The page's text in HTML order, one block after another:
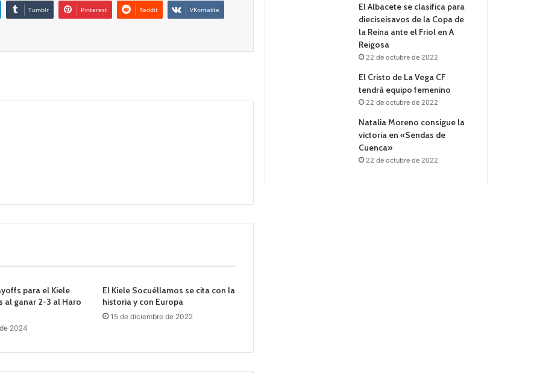
Tumblr Pinterest Reddit VKontakte
para el Kiele
al ganar 2-3 al Haro
2024
El Kiele Socuéllamos se cita con la
historia y con Europa
15 de diciembre de 2022
El Albacete se clasifica para
dieciseisavos de la Copa de
la Reina ante el Friol en A
Reigosa
22 de octubre de 2022
El Cristo de La Vega CF
tendrá equipo femenino
22 de octubre de 2022
Natalia Moreno consigue la
victoria en «Sendas de
Cuenca»
22 de octubre de 2022